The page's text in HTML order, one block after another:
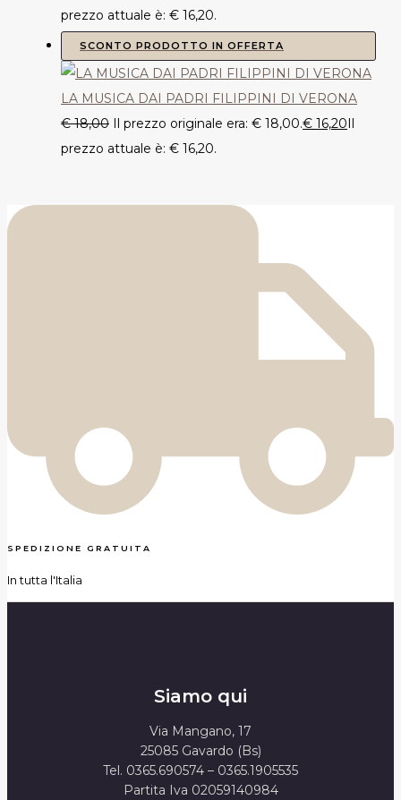
prezzo attuale è: € 16,20.
SCONTO PRODOTTO IN OFFERTA
LA MUSICA DAI PADRI FILIPPINI DI VERONA
€18,00 Il prezzo originale era: € 18,00.€ 16,20Il
prezzo attuale è: € 16,20.
SPEDIZIONE GRATUITA
In tutta l'Italia
Siamo qui
Via Mangano, 17
25085 Gavardo (Bs)
Tel. 0365.690574 – 0365.1905535
Partita Iva 02059140984